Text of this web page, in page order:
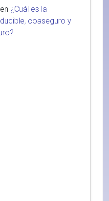
en ¿Cuál es la
coaseguro y